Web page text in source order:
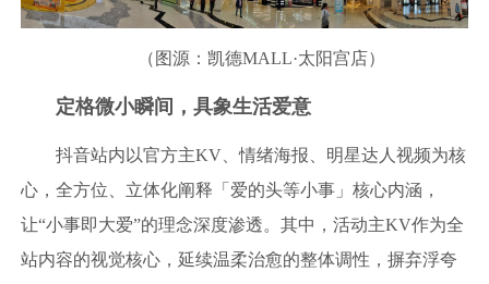
（图源：凯德MALL·太阳宫店）
定格微小瞬间，具象生活爱意
抖音站内以官方主KV、情绪海报、明星达人视频为核
心，全方位、立体化阐释「爱的头等小事」核心内涵，
让“小事即大爱”的理念深度渗透。其中，活动主KV作为全
站内容的视觉核心，延续温柔治愈的整体调性，摒弃浮夸